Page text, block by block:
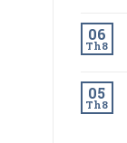
06
Th8
05
Th8